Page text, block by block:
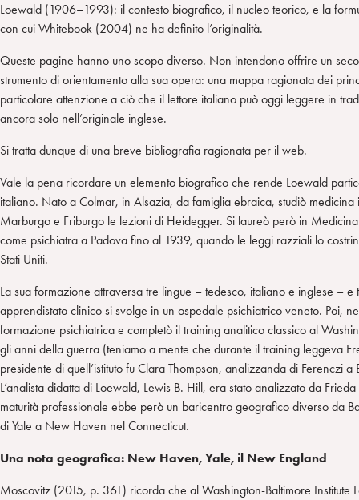
Loewald (1906–1993): il contesto biografico, il nucleo teorico, e la
con cui Whitebook (2004) ne ha definito l’originalità.
Queste pagine hanno uno scopo diverso. Non intendono offrire un
strumento di orientamento alla sua opera: una mappa ragionata dei
particolare attenzione a ciò che il lettore italiano può oggi leggere in
ancora solo nell’originale inglese.
Si tratta dunque di una breve bibliografia ragionata per il web.
Vale la pena ricordare un elemento biografico che rende Loewald
italiano. Nato a Colmar, in Alsazia, da famiglia ebraica, studiò
Marburgo e Friburgo le lezioni di Heidegger. Si laureò però in
come psichiatra a Padova fino al 1939, quando le leggi razziali lo
Stati Uniti.
La sua formazione attraversa tre lingue – tedesco, italiano e inglese – e
apprendistato clinico si svolge in un ospedale psichiatrico veneto. Poi,
formazione psichiatrica e completò il training analitico classico al
gli anni della guerra (teniamo a mente che durante il training leggeva
presidente di quell’istituto fu Clara Thompson, analizzanda di Ferenczi
L’analista didatta di Loewald, Lewis B. Hill, era stato analizzato da
maturità professionale ebbe però un baricentro geografico diverso da
di Yale a New Haven nel Connecticut.
Una nota geografica: New Haven, Yale, il New England
Moscovitz (2015, p. 361) ricorda che al Washington-Baltimore Institute